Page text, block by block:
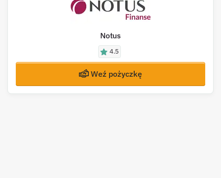
Notus
4.5
Weź pożyczkę